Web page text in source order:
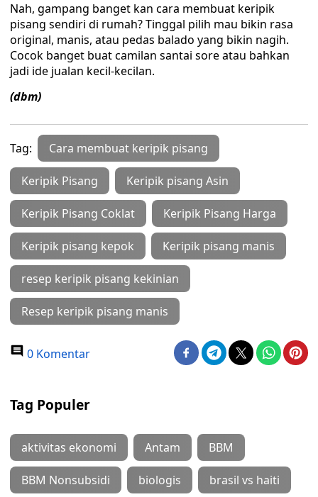
Nah, gampang banget kan cara membuat keripik
pisang sendiri di rumah? Tinggal pilih mau bikin rasa
original, manis, atau pedas balado yang bikin nagih.
Cocok banget buat camilan santai sore atau bahkan
jadi ide jualan kecil-kecilan.
(dbm)
Tag: Cara membuat keripik pisang
Keripik Pisang Keripik pisang Asin
Keripik Pisang Coklat Keripik Pisang Harga
Keripik pisang kepok Keripik pisang manis
resep keripik pisang kekinian
Resep keripik pisang manis
0 Komentar
Tag Populer
aktivitas ekonomi Antam BBM
BBM Nonsubsidi biologis brasil vs haiti